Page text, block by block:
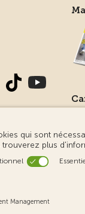
Conditions